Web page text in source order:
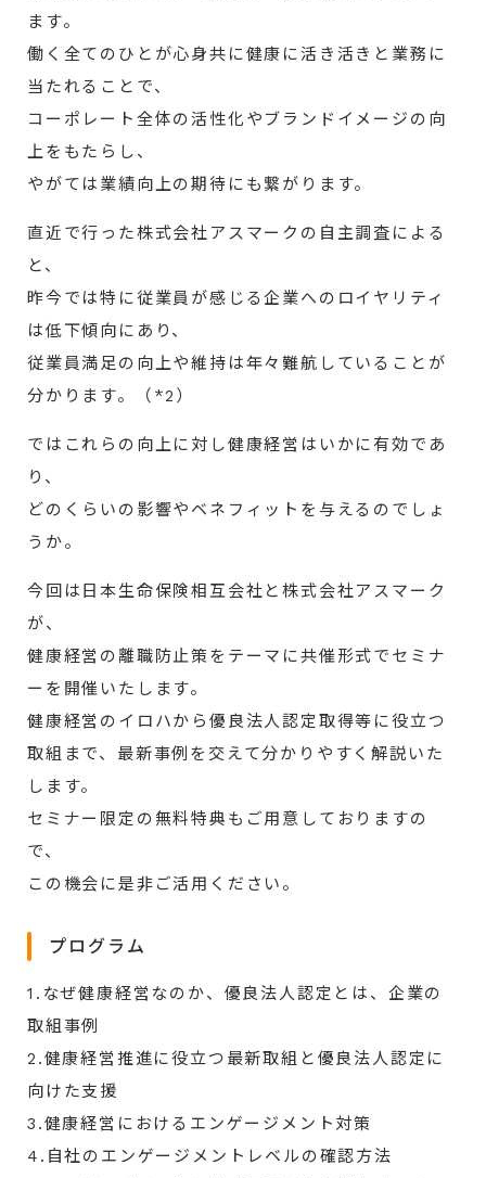
ます。
働く全てのひとが心身共に健康に活き活きと業務に
当たれることで、
コーポレート全体の活性化やブランドイメージの向
上をもたらし、
やがては業績向上の期待にも繋がります。
直近で行った株式会社アスマークの自主調査による
と、
昨今では特に従業員が感じる企業へのロイヤリティ
は低下傾向にあり、
従業員満足の向上や維持は年々難航していることが
分かります。（*2）
ではこれらの向上に対し健康経営はいかに有効であ
り、
どのくらいの影響やベネフィットを与えるのでしょ
うか。
今回は日本生命保険相互会社と株式会社アスマーク
が、
健康経営の離職防止策をテーマに共催形式でセミナ
ーを開催いたします。
健康経営のイロハから優良法人認定取得等に役立つ
取組まで、最新事例を交えて分かりやすく解説いた
します。
セミナー限定の無料特典もご用意しておりますの
で、
この機会に是非ご活用ください。
プログラム
1.なぜ健康経営なのか、優良法人認定とは、企業の
取組事例
2.健康経営推進に役立つ最新取組と優良法人認定に
向けた支援
3.健康経営におけるエンゲージメント対策
4.自社のエンゲージメントレベルの確認方法